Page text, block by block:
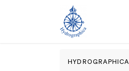
HYDROGRAPHICA